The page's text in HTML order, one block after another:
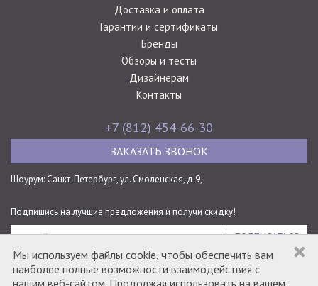
Подпишись на лучшие предложения и получи скидку!
ПОДПИСАТЬСЯ
мы в соцсетях
Доставка и оплата
Гарантии и сертификаты
Бренды
Обзоры и тесты
Дизайнерам
Контакты
+7 (812) 454-66-30
ЗАКАЗАТЬ ЗВОНОК
Шоурум: Санкт-Петербург,ул. Смоленская, д.9,
Мы используем файлы cookie, чтобы обеспечить вам
наиболее полные возможности взаимодействия с
нашим веб-сайтом. Продолжая использовать на вашем